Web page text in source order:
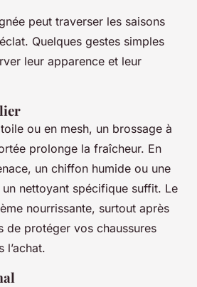
peut traverser les saisons
Quelques gestes simples
leur apparence et leur
ou en mesh, un brossage à
prolonge la fraîcheur. En
un chiffon humide ou une
nettoyant spécifique suffit. Le
nourrissante, surtout après
de protéger vos chaussures
l’achat.